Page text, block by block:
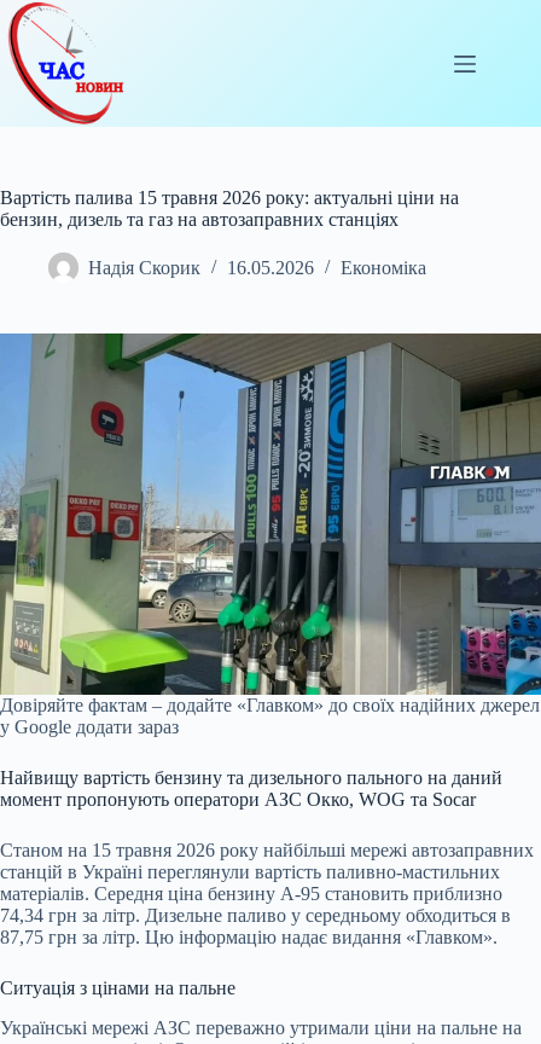
Перейти
до
вмісту
Вартість палива 15 травня 2026 року: актуальні ціни на
бензин, дизель та газ на автозаправних станціях
Надія Скорик 16.05.2026 Економіка
Довіряйте фактам – додайте «Главком» до своїх надійних джерел
у Google додати зараз
Найвищу вартість бензину та дизельного пального на даний
момент пропонують оператори АЗС Окко, WOG та Socar
Станом на 15 травня 2026 року найбільші мережі автозаправних
станцій в Україні переглянули вартість паливно-мастильних
матеріалів. Середня ціна бензину А-95 становить приблизно
74,34 грн за літр. Дизельне паливо у середньому обходиться в
87,75 грн за літр. Цю інформацію надає видання «Главком».
Ситуація з цінами на пальне
Українські мережі АЗС переважно утримали ціни на пальне на